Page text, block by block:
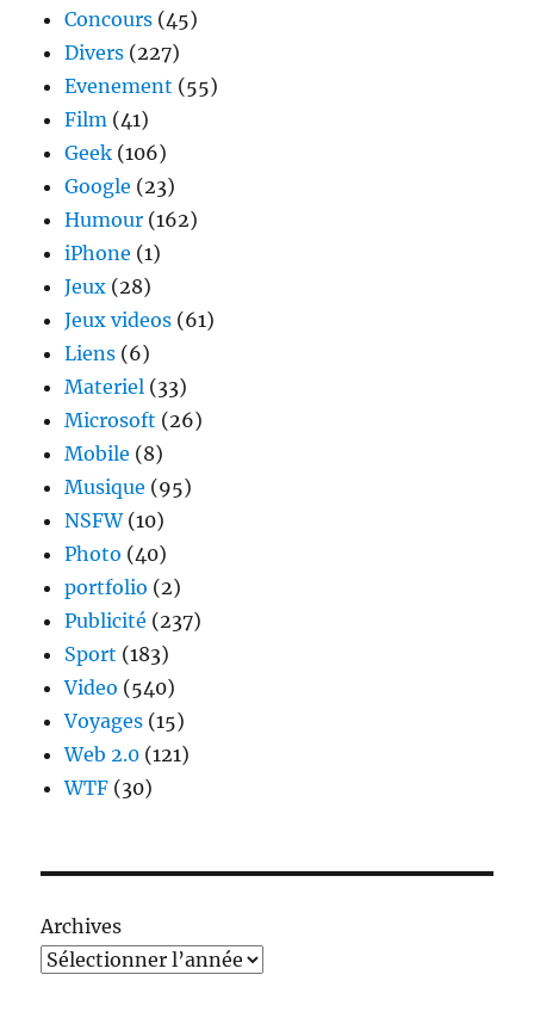
Concours (45)
Divers (227)
Evenement (55)
Film (41)
Geek (106)
Google (23)
Humour (162)
iPhone (1)
Jeux (28)
Jeux videos (61)
Liens (6)
Materiel (33)
Microsoft (26)
Mobile (8)
Musique (95)
NSFW(10)
Photo (40)
portfolio (2)
Publicité (237)
Sport (183)
Video (540)
Voyages (15)
Web 2.0 (121)
WTF (30)
Archives